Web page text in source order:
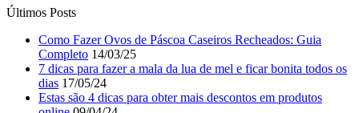
Últimos Posts
Como Fazer Ovos de Páscoa Caseiros Recheados: Guia
Completo 14/03/25
7 dicas para fazer a mala da lua de mel e ficar bonita todos os
dias 17/05/24
Estas são 4 dicas para obter mais descontos em produtos